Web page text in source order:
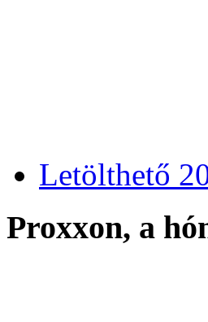
Letölthető
Proxxon, a